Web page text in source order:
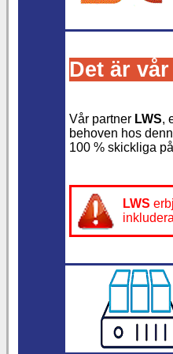
Det är
Vår partner LWS,
behoven hos
100 % skickliga på
LWS